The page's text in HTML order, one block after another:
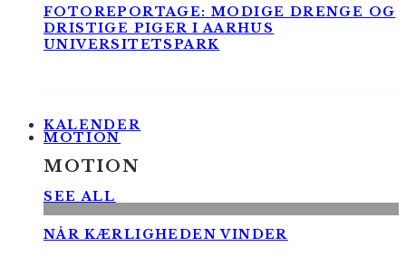
FOTOREPORTAGE: MODIGE DRENGE OG
DRISTIGE PIGER I AARHUS
UNIVERSITETSPARK
KALENDER
MOTION
MOTION
SEE ALL
NÅR KÆRLIGHEDEN VINDER